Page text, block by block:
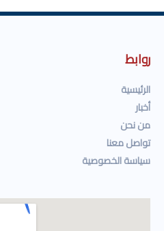
روابط
الرئيسية
أخبار
من نحن
تواصل معنا
سياسة الخصوصية